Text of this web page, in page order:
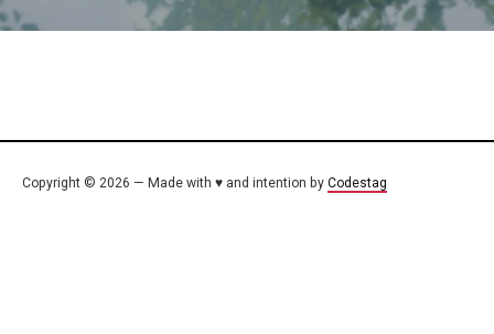
Copyright © 2026 — Made with ♥ and intention by Codestag